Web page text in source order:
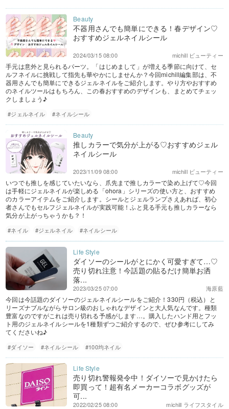
不器用さんでも簡単にできる！春デザイン♡
おすすめジェルネイルシール
michill ビューティー
2024/03/15 08:00
手元は意外と見られるパーツ。「はじめまして」が増える季節に向けて、セ
ルフネイルに挑戦して指先も華やかにしませんか？今回michill編集部は、不
器用さんでも簡単にできるジェルネイルをご紹介します。やり方やおすすめ
のネイルツールはもちろん、この春おすすめのデザインも、まとめてチェッ
クしましょう♪
#ジェルネイル #ネイルシール
推しカラーで気分が上がる♡おすすめジェル
ネイルシール
michill ビューティー
2023/11/09 08:00
いつでも推しを感じていたいなら、爪先まで推しカラーで染め上げて♡今回
は手軽にジェルネイルが楽しめる「ohora」シリーズの使い方と、おすすめ
のカラーアイテムをご紹介します。シールとジェルランプさえあれば、初心
者さんでもセルフジェルネイルが実践可能！ふと見る手元も推しカラーなら
気分が上がっちゃうかも？！
#ネイル #ジェルネイル #ネイルシール
ダイソーのシールがとにかく可愛すぎて…♡
売り切れ注意！今話題の貼るだけ簡単お洒
落...
海原藍
2023/03/25 07:00
今回は今話題のダイソーのジェルネイルシールをご紹介！330円（税込）と
リーズナブルながらサロン級のおしゃれなデザインと大人気なんです。種類
豊富なのですがこれは売り切れる予感がします…。購入したハンド用とフッ
ト用のジェルネイルシールを1種類ずつご紹介するので、ぜひ参考にしてみ
てくださいね♪
#ダイソー #ネイルシール #100均ネイル
売り切れ警報発令中！ダイソーで見かけたら
即買って！超有名メーカーコラボグッズが
可...
michill ライフスタイル
2022/02/25 08:00